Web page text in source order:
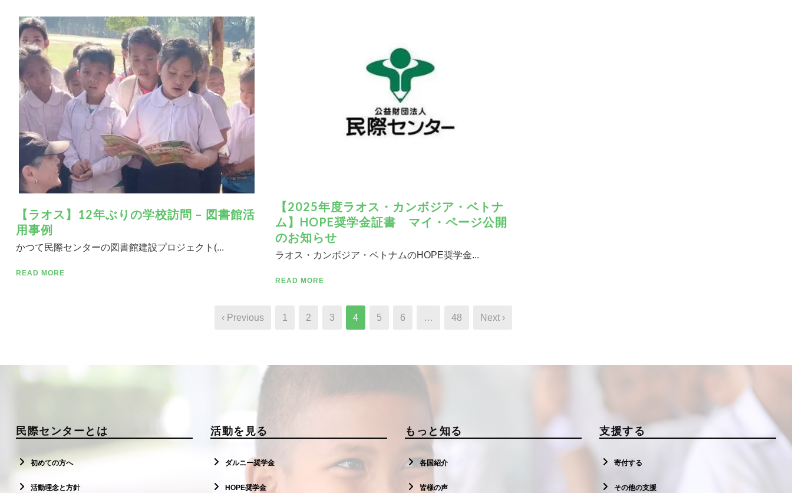
【ラオス】12年ぶりの学校訪問 – 図書館活
用事例
かつて民際センターの図書館建設プロジェクト(...
READ MORE
【2025年度ラオス・カンボジア・ベトナ
ム】HOPE奨学⾦証書 マイ・ページ公開
のお知らせ
ラオス・カンボジア・ベトナムのHOPE奨学⾦...
READ MORE
‹ Previous 1 2 3 4 5 6 … 48 Next ›
民際センターとは
初めての方へ
活動理念と方針
活動を見る
ダルニー奨学金
HOPE奨学金
もっと知る
各国紹介
皆様の声
支援する
寄付する
その他の支援